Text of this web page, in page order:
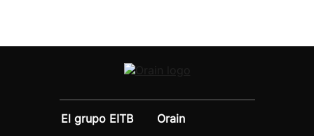
El grupo EITB
Orain